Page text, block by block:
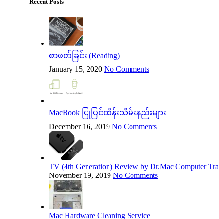
Recent Posts
စာဖတ်ခြင်း (Reading)
January 15, 2020 No Comments
MacBook ပြုပြင်ထိန်းသိမ်းနည်းများ
December 16, 2019 No Comments
TV (4th Generation) Review by Dr.Mac Computer
November 19, 2019 No Comments
Mac Hardware Cleaning Service